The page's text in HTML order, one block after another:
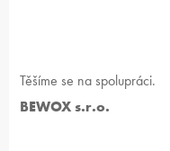
Těšíme se na spolupráci.
BEWOX s.r.o.